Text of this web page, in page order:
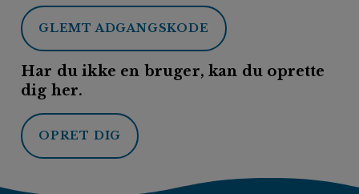
GLEMT ADGANGSKODE
Har du ikke en bruger, kan du oprette
dig her.
OPRET DIG